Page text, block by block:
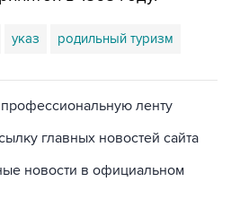
указ родильный туризм
ленту
главных новостей сайта
новости в официальном